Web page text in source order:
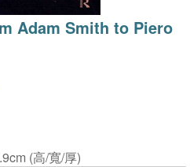
Adam Smith to Piero
(高/寬/厚)